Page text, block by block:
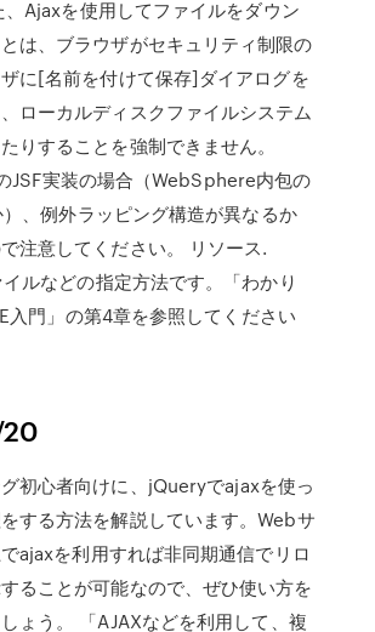
Ajaxを使用してファイルをダウン
は、ブラウザがセキュリティ制限の
に[名前を付けて保存]ダイアログを
ローカルディスクファイルシステム
りすることを強制できません。
JSF実装の場合（WebSphere内包の
、例外ラッピング構造が異なるか
注意してください。 リソース.
ルなどの指定方法です。「わかり
入門」の第4章を参照してください
初心者向けに、jQueryでajaxを使っ
する方法を解説しています。Webサ
ajaxを利用すれば非同期通信でリロ
ることが可能なので、ぜひ使い方を
ょう。 「AJAXなどを利用して、複